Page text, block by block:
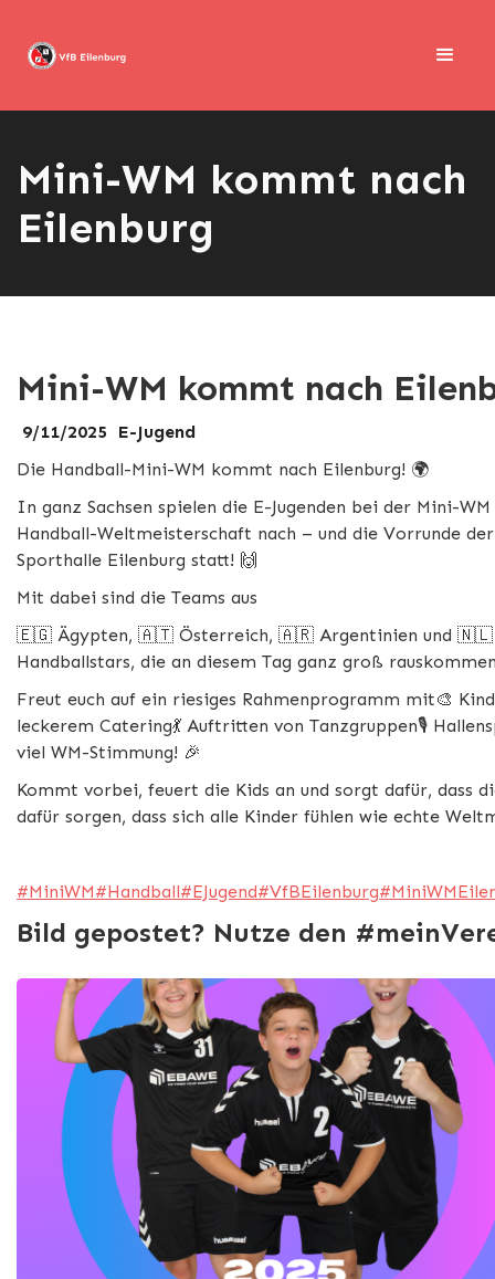
Mini-WM kommt nach
Eilenburg
Mini-WM kommt nach
9/11/2025
E-Jugend
Die Handball-Mini-WM kommt nach Eilenburg! 🌍
In ganz Sachsen spielen die E-Jugenden bei der Mini-
Handball-Weltmeisterschaft nach – und die Vorrunde
Sporthalle Eilenburg statt! 🙌
Mit dabei sind die Teams aus
🇪🇬 Ägypten, 🇦🇹 Österreich, 🇦🇷 Argentinien und 🇳🇱
Handballstars, die an diesem Tag ganz groß
Freut euch auf ein riesiges Rahmenprogramm mit🎨
leckerem Catering💃 Auftritten von Tanzgruppen🎙️
viel WM-Stimmung! 🎉
Kommt vorbei, feuert die Kids an und sorgt dafür, dass
dafür sorgen, dass sich alle Kinder fühlen wie echte
#MiniWM#Handball#EJugend#VfBEilenburg
Bild gepostet? Nutze den